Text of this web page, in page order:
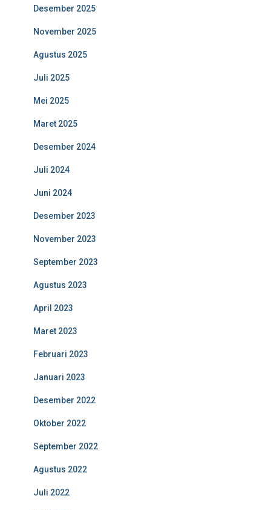
Desember 2025
November 2025
Agustus 2025
Juli 2025
Mei 2025
Maret 2025
Desember 2024
Juli 2024
Juni 2024
Desember 2023
November 2023
September 2023
Agustus 2023
April 2023
Maret 2023
Februari 2023
Januari 2023
Desember 2022
Oktober 2022
September 2022
Agustus 2022
Juli 2022